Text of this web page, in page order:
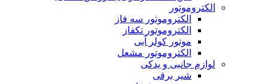
الکتروموتور
الکتروموتور سه فاز
الکتروموتور تکفاز
موتور کولر آبی
الکتروموتور مشعل
لوازم جانبی و یدکی
شیر برقی